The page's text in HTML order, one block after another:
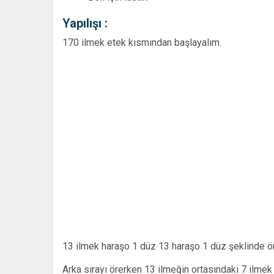
Yapılışı :
170 ilmek etek kısmından başlayalım.
13 ilmek haraşo 1 düz 13 haraşo 1 düz şeklinde
Arka sırayı örerken 13 ilmeğin ortasındaki 7